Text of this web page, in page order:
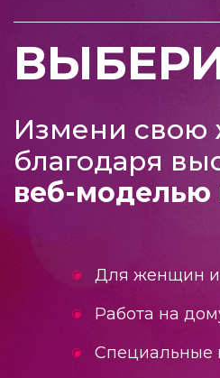
Измени свою
благодаря
веб-моделью
Для женщин
Работа на
Специальные